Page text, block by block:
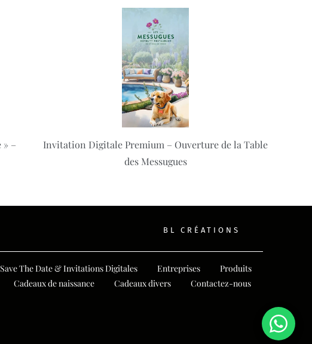
–
Invitation Digitale Premium – Ouverture de la Table
des Messugues
BL CRÉATIONS
Save The Date & Invitations Digitales Entreprises
Produits
Cadeaux de naissance Cadeaux divers
Contactez-nous